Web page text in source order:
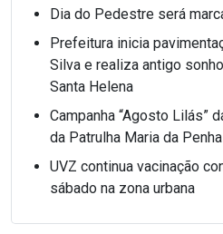
Dia do Pedestre será
Prefeitura inicia
Silva e realiza antigo
Santa Helena
Campanha “Agosto Lilás”
da Patrulha Maria da Penha
UVZ continua vacinação
sábado na zona urbana